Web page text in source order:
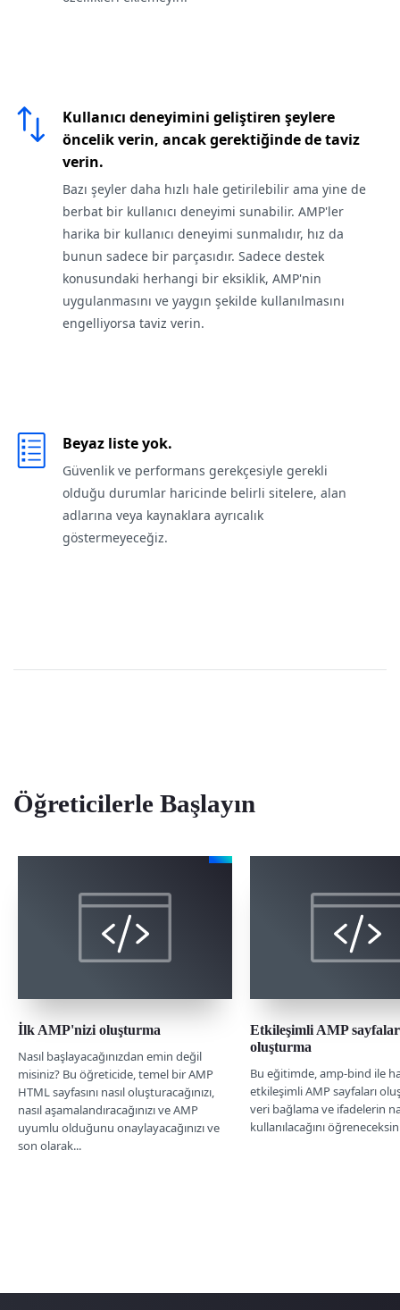
Kullanıcı deneyimini geliştiren şeylere
öncelik verin, ancak gerektiğinde de taviz
verin.
Bazı şeyler daha hızlı hale getirilebilir ama yine de
berbat bir kullanıcı deneyimi sunabilir. AMP'ler
harika bir kullanıcı deneyimi sunmalıdır, hız da
bunun sadece bir parçasıdır. Sadece destek
konusundaki herhangi bir eksiklik, AMP'nin
uygulanmasını ve yaygın şekilde kullanılmasını
engelliyorsa taviz verin.
Beyaz liste yok.
Güvenlik ve performans gerekçesiyle gerekli
olduğu durumlar haricinde belirli sitelere, alan
adlarına veya kaynaklara ayrıcalık
göstermeyeceğiz.
Öğreticilerle Başlayın
İlk AMP'nizi oluşturma
Nasıl başlayacağınızdan emin değil
misiniz? Bu öğreticide, temel bir AMP
HTML sayfasını nasıl oluşturacağınızı,
nasıl aşamalandıracağınızı ve AMP
uyumlu olduğunu onaylayacağınızı ve
son olarak...
Etkileşimli AMP
oluşturma
Bu eğitimde, amp-bind ile
etkileşimli AMP sayfaları
veri bağlama ve ifadelerin
kullanılacağını